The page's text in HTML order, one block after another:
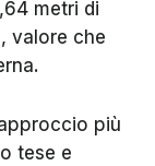
metri di
valore che
più
tese e